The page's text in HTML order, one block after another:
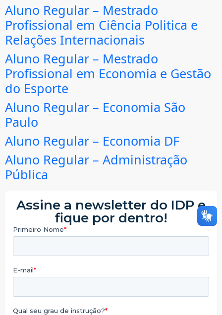
Aluno Regular – Mestrado
Profissional em Ciência Politica e
Relações Internacionais
Aluno Regular – Mestrado
Profissional em Economia e Gestão
do Esporte
Aluno Regular – Economia São
Paulo
Aluno Regular – Economia DF
Aluno Regular – Administração
Pública
Assine a newsletter do IDP e
fique por dentro!